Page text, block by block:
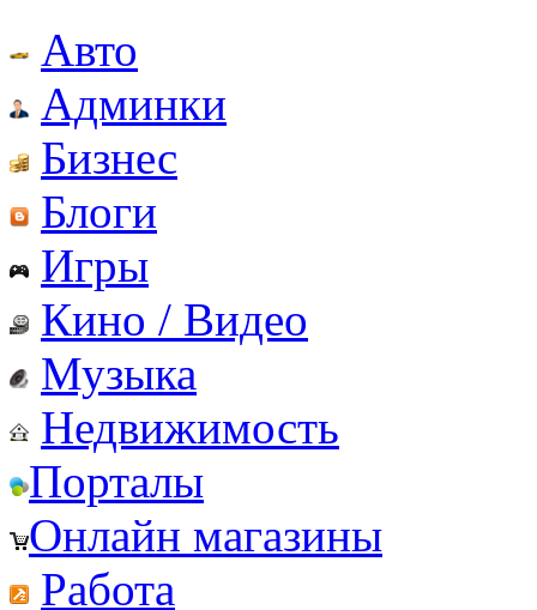
Авто
Админки
Бизнес
Блоги
Игры
Кино / Видео
Музыка
Недвижимость
Порталы
Онлайн магазины
Работа